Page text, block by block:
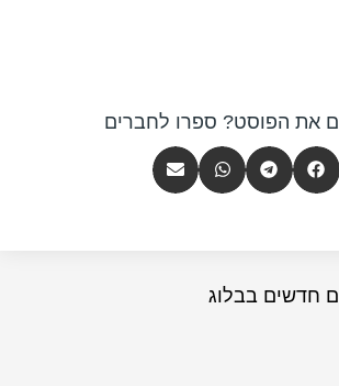
את הפוסט? ספרו לחברים
חדשים בבלוג